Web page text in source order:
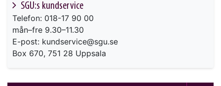
SGU:s kundservice
Telefon: 018-17 90 00
mån–fre 9.30–11.30
E-post: kundservice@sgu.se
Box 670, 751 28 Uppsala